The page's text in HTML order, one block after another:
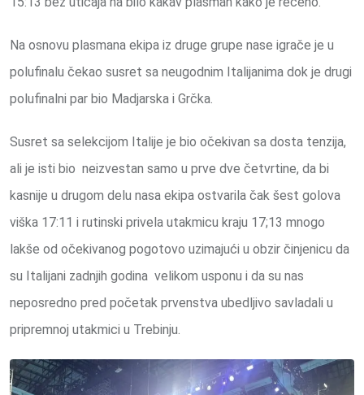
Na osnovu plasmana ekipa iz druge grupe nase igrače je u
polufinalu čekao susret sa neugodnim Italijanima dok je drugi
polufinalni par bio Madjarska i Grčka.
Susret sa selekcijom Italije je bio očekivan sa dosta tenzija,
ali je isti bio neizvestan samo u prve dve četvrtine, da bi
kasnije u drugom delu nasa ekipa ostvarila čak šest golova
viška 17:11 i rutinski privela utakmicu kraju 17;13 mnogo
lakše od očekivanog pogotovo uzimajući u obzir činjenicu da
su Italijani zadnjih godina velikom usponu i da su nas
neposredno pred početak prvenstva ubedljivo savladali u
pripremnoj utakmici u Trebinju.